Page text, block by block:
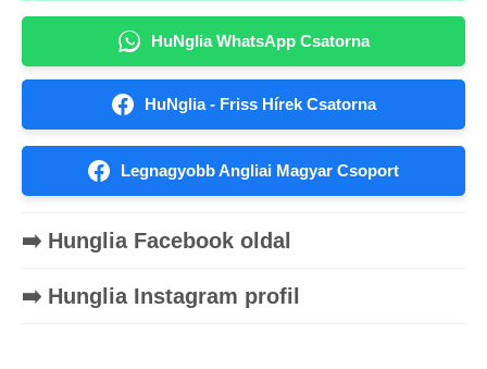
HuNglia WhatsApp Csatorna
HuNglia - Friss Hírek Csatorna
Legnagyobb Angliai Magyar Csoport
➡️ Hunglia Facebook oldal
➡️ Hunglia Instagram profil